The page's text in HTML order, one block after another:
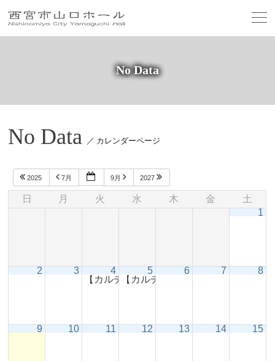
No Data
No Data ／ カレンダーページ
2025 7月 9月 2027
日 月 火 水 木 金
土
1
2 3
4
【カルチャー】バランスボールで体幹ス
5
【カルチャー】ジャズダンスの練
6 7 8
9 10 11 12 13 14 15